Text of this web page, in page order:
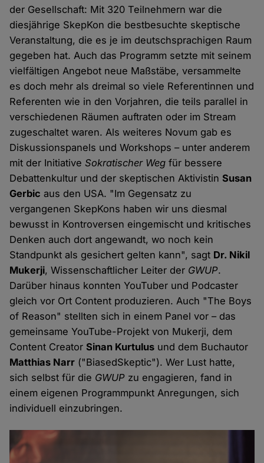
der Gesellschaft: Mit 320 Teilnehmern war die
diesjährige SkepKon die bestbesuchte skeptische
Veranstaltung, die es je im deutschsprachigen Raum
gegeben hat. Auch das Programm setzte mit seinem
vielfältigen Angebot neue Maßstäbe, versammelte
es doch mehr als dreimal so viele Referentinnen und
Referenten wie in den Vorjahren, die teils parallel in
verschiedenen Räumen auftraten oder im Stream
zugeschaltet waren. Als weiteres Novum gab es
Diskussionspanels und Workshops – unter anderem
mit der InitiativeSokratischer Weg für bessere
Debattenkultur und der skeptischen AktivistinSusan
Gerbic aus den USA. "Im Gegensatz zu
vergangenen SkepKons haben wir uns diesmal
bewusst in Kontroversen eingemischt und kritisches
Denken auch dort angewandt, wo noch kein
Standpunkt als gesichert gelten kann", sagt Dr. Nikil
Mukerji, Wissenschaftlicher Leiter der GWUP.
Darüber hinaus konnten YouTuber und Podcaster
gleich vor Ort Content produzieren. Auch "The Boys
of Reason" stellten sich in einem Panel vor – das
gemeinsame YouTube-Projekt von Mukerji, dem
Content CreatorSinan Kurtulus und dem Buchautor
Matthias Narr ("BiasedSkeptic"). Wer Lust hatte,
sich selbst für die GWUP zu engagieren, fand in
einem eigenen Programmpunkt Anregungen, sich
individuell einzubringen.